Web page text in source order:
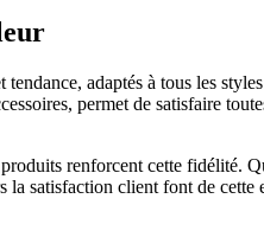
adaptés à tous les
permet de satisfaire
renforcent cette fidélité.
satisfaction client font de